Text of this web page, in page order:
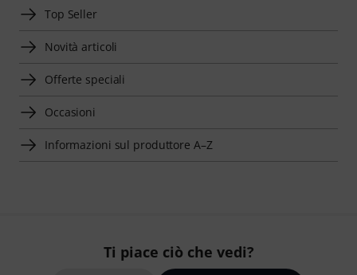
Top Seller
Novità articoli
Offerte speciali
Occasioni
Informazioni sul produttore A–Z
Ti piace ciò che vedi?